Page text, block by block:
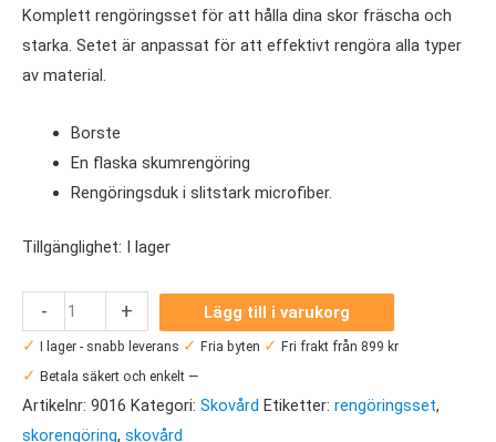
Komplett rengöringsset för att hålla dina skor fräscha och
starka. Setet är anpassat för att effektivt rengöra alla typer
av material.
Borste
En flaska skumrengöring
Rengöringsduk i slitstark microfiber.
Tillgänglighet: I lager
-
Springyard
Shoe
Kit
mängd
+
Lägg till i varukorg
✓
I lager - snabb leverans ✓ Fria byten ✓ Fri frakt från 899 kr
✓ Betala säkert och enkelt —
Artikelnr: 9016 Kategori: Skovård Etiketter: rengöringsset,
skorengöring, skovård